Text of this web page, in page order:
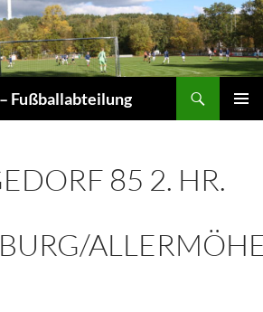
Fußballabteilung
85 2. HR.